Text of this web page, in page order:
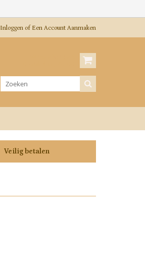
Inloggen of Een Account Aanmaken
Veilig betalen